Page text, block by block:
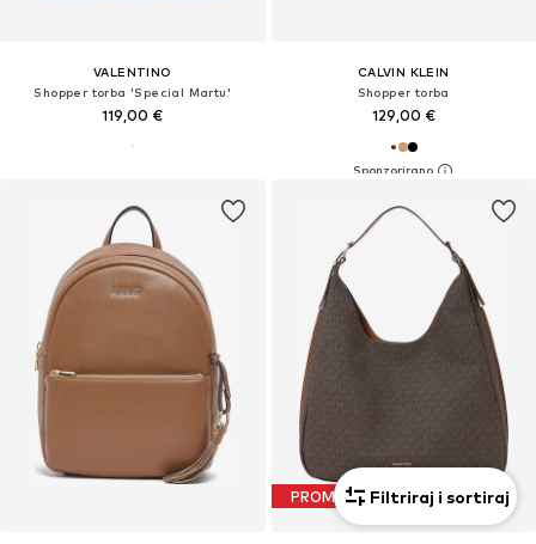
VALENTINO
Shopper torba 'Special Martu'
119,00 €
CALVIN KLEIN
Shopper torba
129,00 €
PROMOCIJAFiltriraj i sortiraj